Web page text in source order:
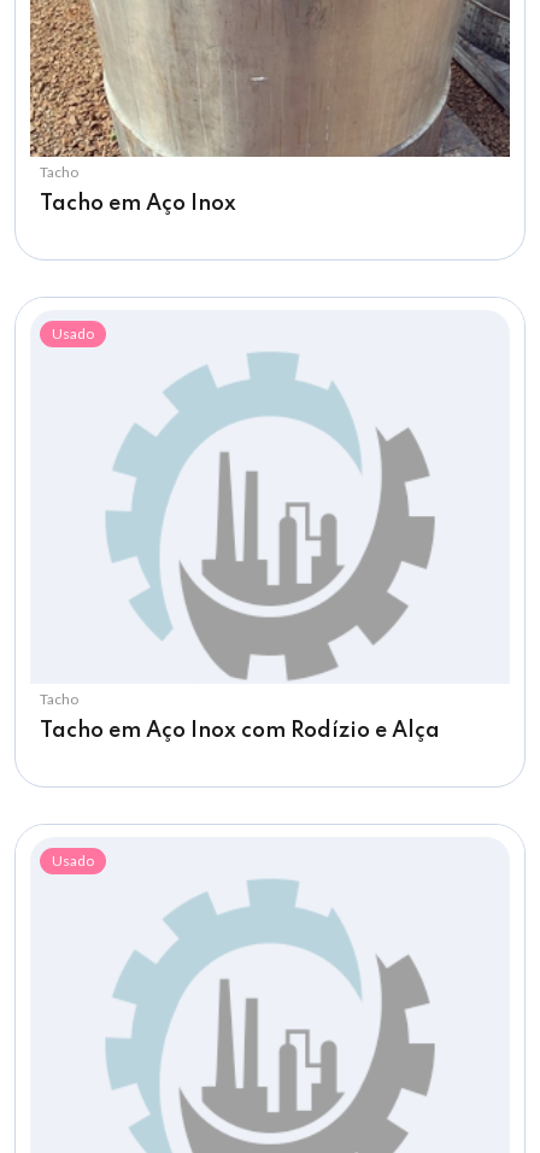
Tacho
Tacho em Aço Inox
Usado
Tacho
Tacho em Aço Inox com Rodízio e Alça
Usado